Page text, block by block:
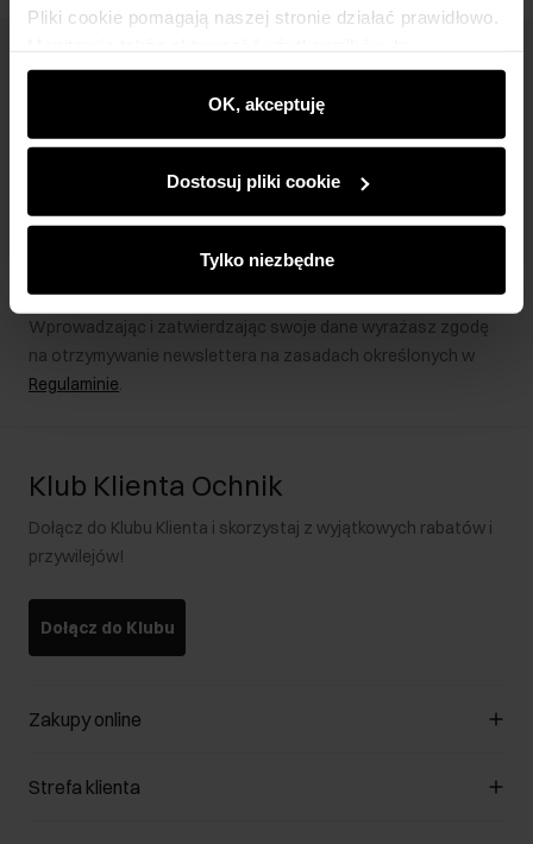
Pliki cookie pomagają naszej stronie działać prawidłowo.
wyświetlać im dopasowane do ich preferencji treści,
rekomendacje oraz komunikaty reklamowe informujące o
najnowszych promocjach w e-sklepie. Informacje o tym,
partnerom społecznościowym, reklamowym i
analitycznym. Partnerzy mogą połączyć te informacje z
podczas korzystania z ich usług.
OK, akceptuję
Dostosuj pliki cookie
Tylko niezbędne
Newsletter
Bądź na bieżąco z nowościami i promocjami!
Zapisz się
Wprowadzając i zatwierdzając swoje dane wyrażasz zgodę
na otrzymywanie newslettera na zasadach określonych w
Regulaminie.
Klub Klienta Ochnik
Dołącz do Klubu Klienta i skorzystaj z wyjątkowych rabatów i
przywilejów!
Dołącz do Klubu
Zakupy online
Zarządzaj cookies
Strefa klienta